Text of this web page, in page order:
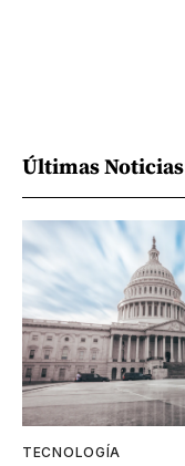
Últimas Noticias
TECNOLOGÍA